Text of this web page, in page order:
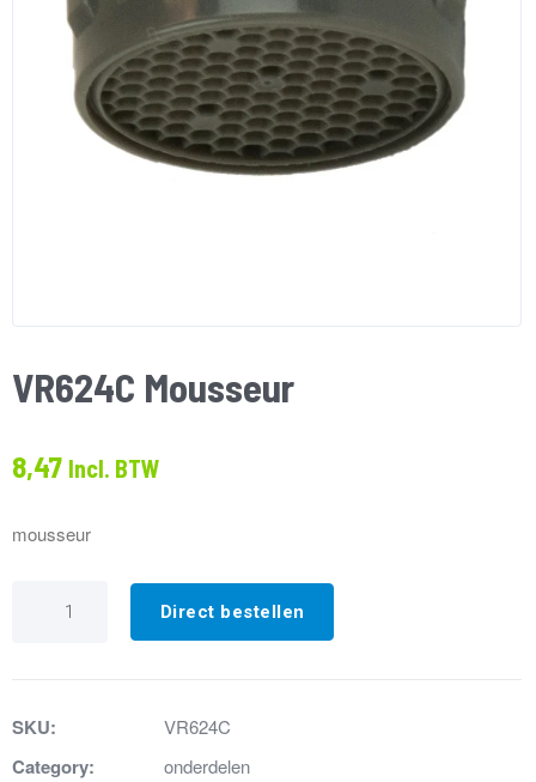
VR624C Mousseur
8,47 Incl. BTW
mousseur
Mousseur
Direct bestellen
SKU: VR624C
Category: onderdelen